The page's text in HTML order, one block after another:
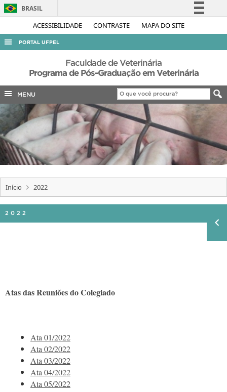
ACESSIBILIDADE CONTRASTE MAPA DO SITE
BRASIL
Simplifique!
Acesso à informação
Legislação
Canais
PORTAL UFPEL
ACESSO À INFORMAÇÃO
AUDITORIA
COBALTO
CONCURSOS
EDITAIS
INTERNACIONAL
OUVIDORIA
PORTARIAS
TELEFONES
Faculdade de Veterinária
Programa de Pós-Graduação em Veterinária
MENU
Início 2022
2022
Atas das Reuniões do Colegiado
Ata 01/2022
Ata 02/2022
Ata 03/2022
Ata 04/2022
Ata 05/2022